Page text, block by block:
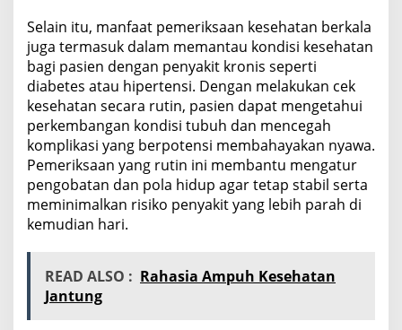
Selain itu, manfaat pemeriksaan kesehatan berkala
juga termasuk dalam memantau kondisi kesehatan
bagi pasien dengan penyakit kronis seperti
diabetes atau hipertensi. Dengan melakukan cek
kesehatan secara rutin, pasien dapat mengetahui
perkembangan kondisi tubuh dan mencegah
komplikasi yang berpotensi membahayakan nyawa.
Pemeriksaan yang rutin ini membantu mengatur
pengobatan dan pola hidup agar tetap stabil serta
meminimalkan risiko penyakit yang lebih parah di
kemudian hari.
READ ALSO : Rahasia Ampuh Kesehatan
Jantung